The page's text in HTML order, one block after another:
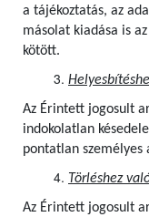
a tájékoztatás, az
másolat kiadása is
kötött.
Az Érintett jogosult
indokolatlan
pontatlan személyes
Törléshez
Az Érintett jogosult